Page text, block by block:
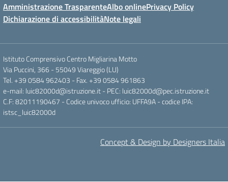
Amministrazione TrasparenteAlbo onlinePrivacy Policy
Dichiarazione di accessibilitàNote legali
Istituto Comprensivo Centro Migliarina Motto
Via Puccini, 366 - 55049 Viareggio (LU)
Tel. +39 0584 962403 - Fax. +39 0584 961863
e-mail: luic82000d@istruzione.it - PEC: luic82000d@pec.istruzione.it
C.F: 82011190467 - Codice univoco ufficio: UFFA9A - codice IPA:
istsc_luic82000d
Concept & Design by Designers Italia